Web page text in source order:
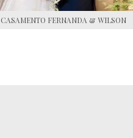
CASAMENTO FERNANDA & WILSON